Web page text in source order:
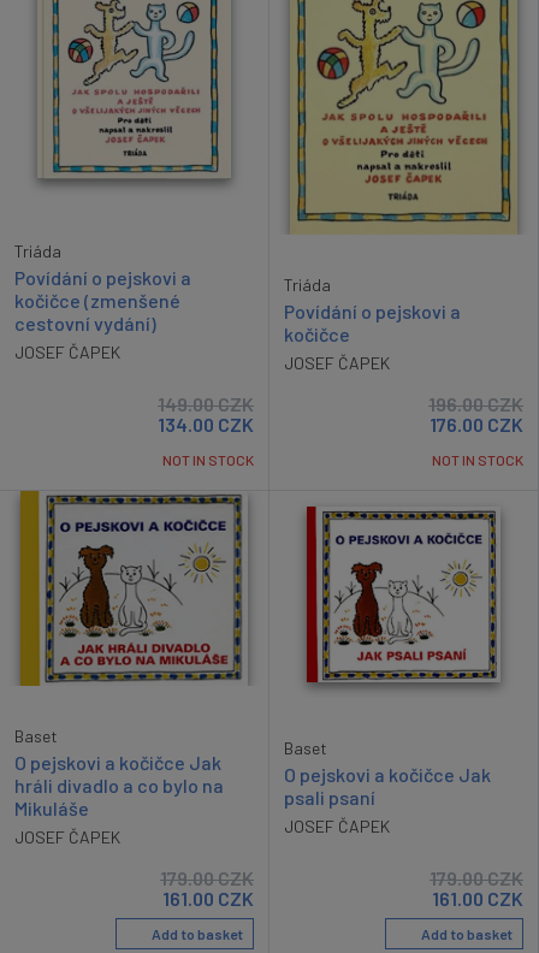
Triáda
Povídání o pejskovi a
kočičce (zmenšené
cestovní vydání)
JOSEF ČAPEK
149.00CZK
134.00 CZK
NOT IN STOCK
Triáda
Povídání o pejskovi a
kočičce
JOSEF ČAPEK
196.00CZK
176.00 CZK
NOT IN STOCK
Baset
O pejskovi a kočičce Jak
hráli divadlo a co bylo na
Mikuláše
JOSEF ČAPEK
179.00CZK
161.00 CZK
Add to basket
Baset
O pejskovi a kočičce Jak
psali psaní
JOSEF ČAPEK
179.00CZK
161.00 CZK
Add to basket